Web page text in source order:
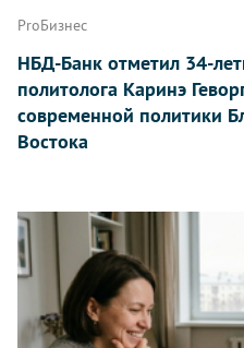
ProБизнес
НБД-Банк отметил 34-
политолога Каринэ
современной политики
Востока